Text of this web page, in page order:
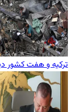
ترکیه و هفت کشور